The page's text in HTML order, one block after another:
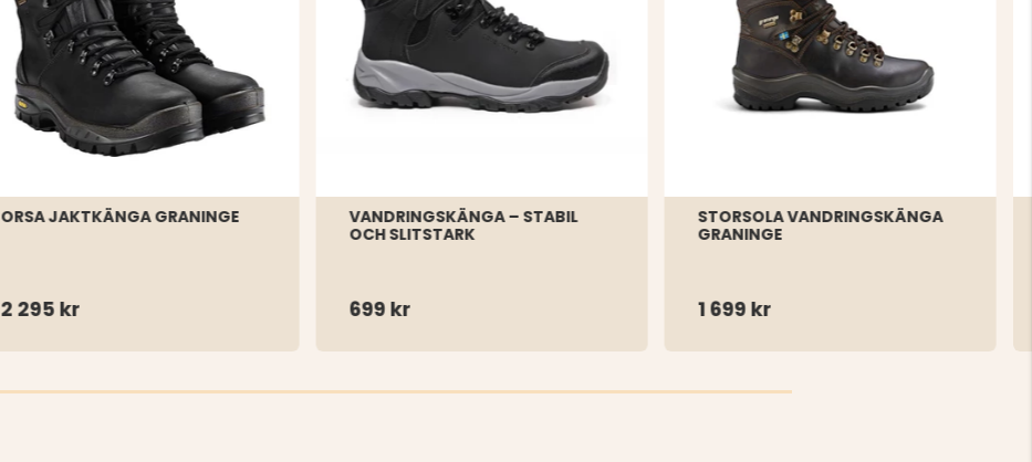
ORSA JAKTKÄNGA GRANINGE
2 295 kr
VANDRINGSKÄNGA – STABIL
OCH SLITSTARK
699 kr
STORSOLA VANDRINGSKÄNGA
GRANINGE
1 699 kr